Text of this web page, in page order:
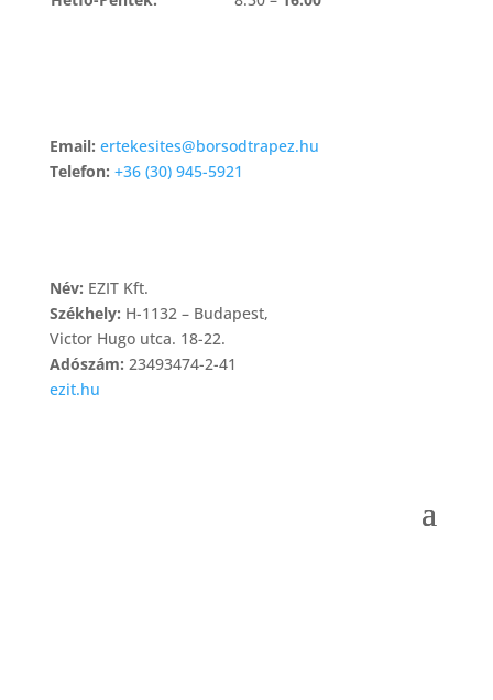
Email: ertekesites@borsodtrapez.hu
Telefon: +36 (30) 945-5921
Név: EZIT Kft.
Székhely: H-1132 – Budapest,
Victor Hugo utca. 18-22.
Adószám: 23493474-2-41
ezit.hu